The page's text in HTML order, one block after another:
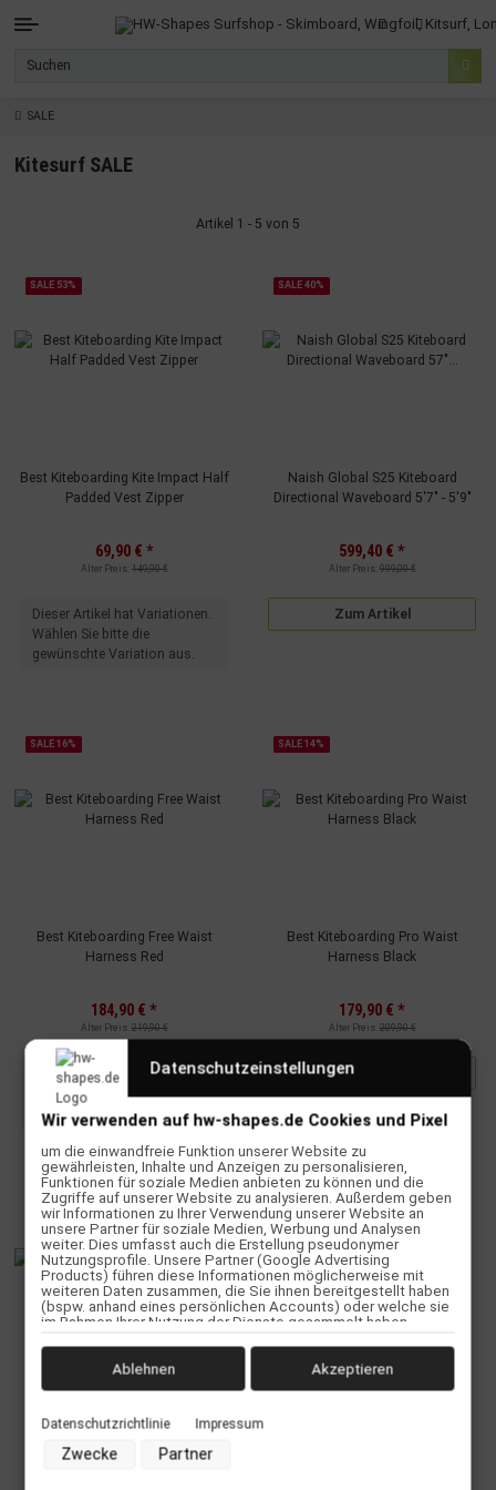
SALE
Kitesurf SALE
Artikel 1 - 5 von 5
SALE 53%
Best Kiteboarding Kite Impact Half
Padded Vest Zipper
69,90 € *
Alter Preis: 149,90 €
xDieser Artikel hat Variationen.
Wählen Sie bitte die
gewünschte Variation aus.
SALE 40%
Naish Global S25 Kiteboard
Directional Waveboard 5'7" - 5'9"
599,40 € *
Alter Preis: 999,00 €
Zum Artikel
SALE 16%
Best Kiteboarding Free Waist
Harness Red
184,90 € *
Alter Preis: 219,90 €
Dieser Artikel hat Variationen.
Wählen Sie bitte die
gewünschte Variation aus.
SALE 14%
Best Kiteboarding Pro Waist
Harness Black
179,90 € *
Alter Preis: 209,90 €
Zum Artikel
SALE 50%
Best Kiteboarding Pure Womans
Waist Harness White
Datenschutzeinstellungen
Wir verwenden auf hw-shapes.de Cookies und Pixel
um die einwandfreie Funktion unserer Website zu
gewährleisten, Inhalte und Anzeigen zu personalisieren,
Funktionen für soziale Medien anbieten zu können und die
Zugriffe auf unserer Website zu analysieren. Außerdem geben
wir Informationen zu Ihrer Verwendung unserer Website an
unsere Partner für soziale Medien, Werbung und Analysen
weiter. Dies umfasst auch die Erstellung pseudonymer
Nutzungsprofile. Unsere Partner (Google Advertising
Products) führen diese Informationen möglicherweise mit
weiteren Daten zusammen, die Sie ihnen bereitgestellt haben
(bspw. anhand eines persönlichen Accounts) oder welche sie
im Rahmen Ihrer Nutzung der Dienste gesammelt haben
Nutzung von Cookies und Pixeln können Sie jederzeit
widerrufen, indem Sie auf den Datenschutz-Button links unten
klicken und dort die entsprechenden Anpassungen
Zwecke der Datenverarbeitung durch unsere Partner:
Speichern von oder Zugriff auf Informationen auf einem
Datenschutzrichtlinie Impressum
Zwecke Partner
Ablehnen Akzeptieren